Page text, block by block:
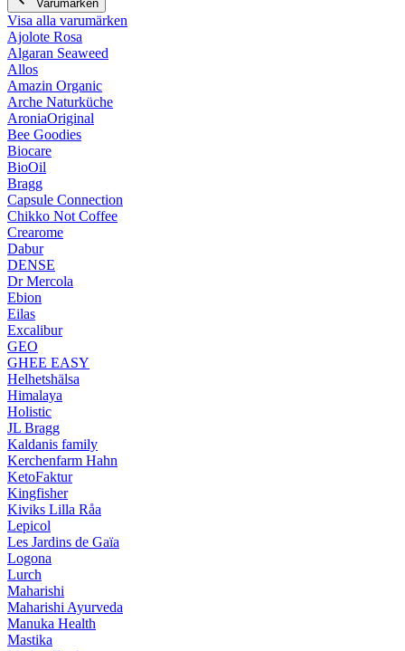
Varumärken
Visa alla varumärken
Ajolote Rosa
Algaran Seaweed
Allos
Amazin Organic
Arche Naturküche
AroniaOriginal
Bee Goodies
Biocare
BioOil
Bragg
Capsule Connection
Chikko Not Coffee
Crearome
Dabur
DENSE
Dr Mercola
Ebion
Eilas
Excalibur
GEO
GHEE EASY
Helhetshälsa
Himalaya
Holistic
JL Bragg
Kaldanis family
Kerchenfarm Hahn
KetoFaktur
Kingfisher
Kiviks Lilla Råa
Lepicol
Les Jardins de Gaïa
Logona
Lurch
Maharishi
Maharishi Ayurveda
Manuka Health
Mastika